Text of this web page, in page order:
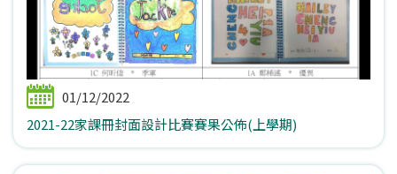
01/12/2022
2021-22家課冊封面設計比賽賽果公佈(上學期)